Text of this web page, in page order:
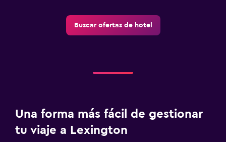
Buscar ofertas de hotel
Una forma más fácil de gestionar
tu viaje a Lexington